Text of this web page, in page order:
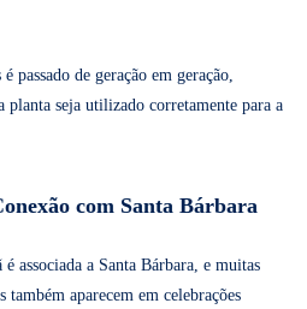
passado de geração em geração,
planta seja utilizado corretamente para a
com Santa Bárbara
associada a Santa Bárbara, e muitas
também aparecem em celebrações